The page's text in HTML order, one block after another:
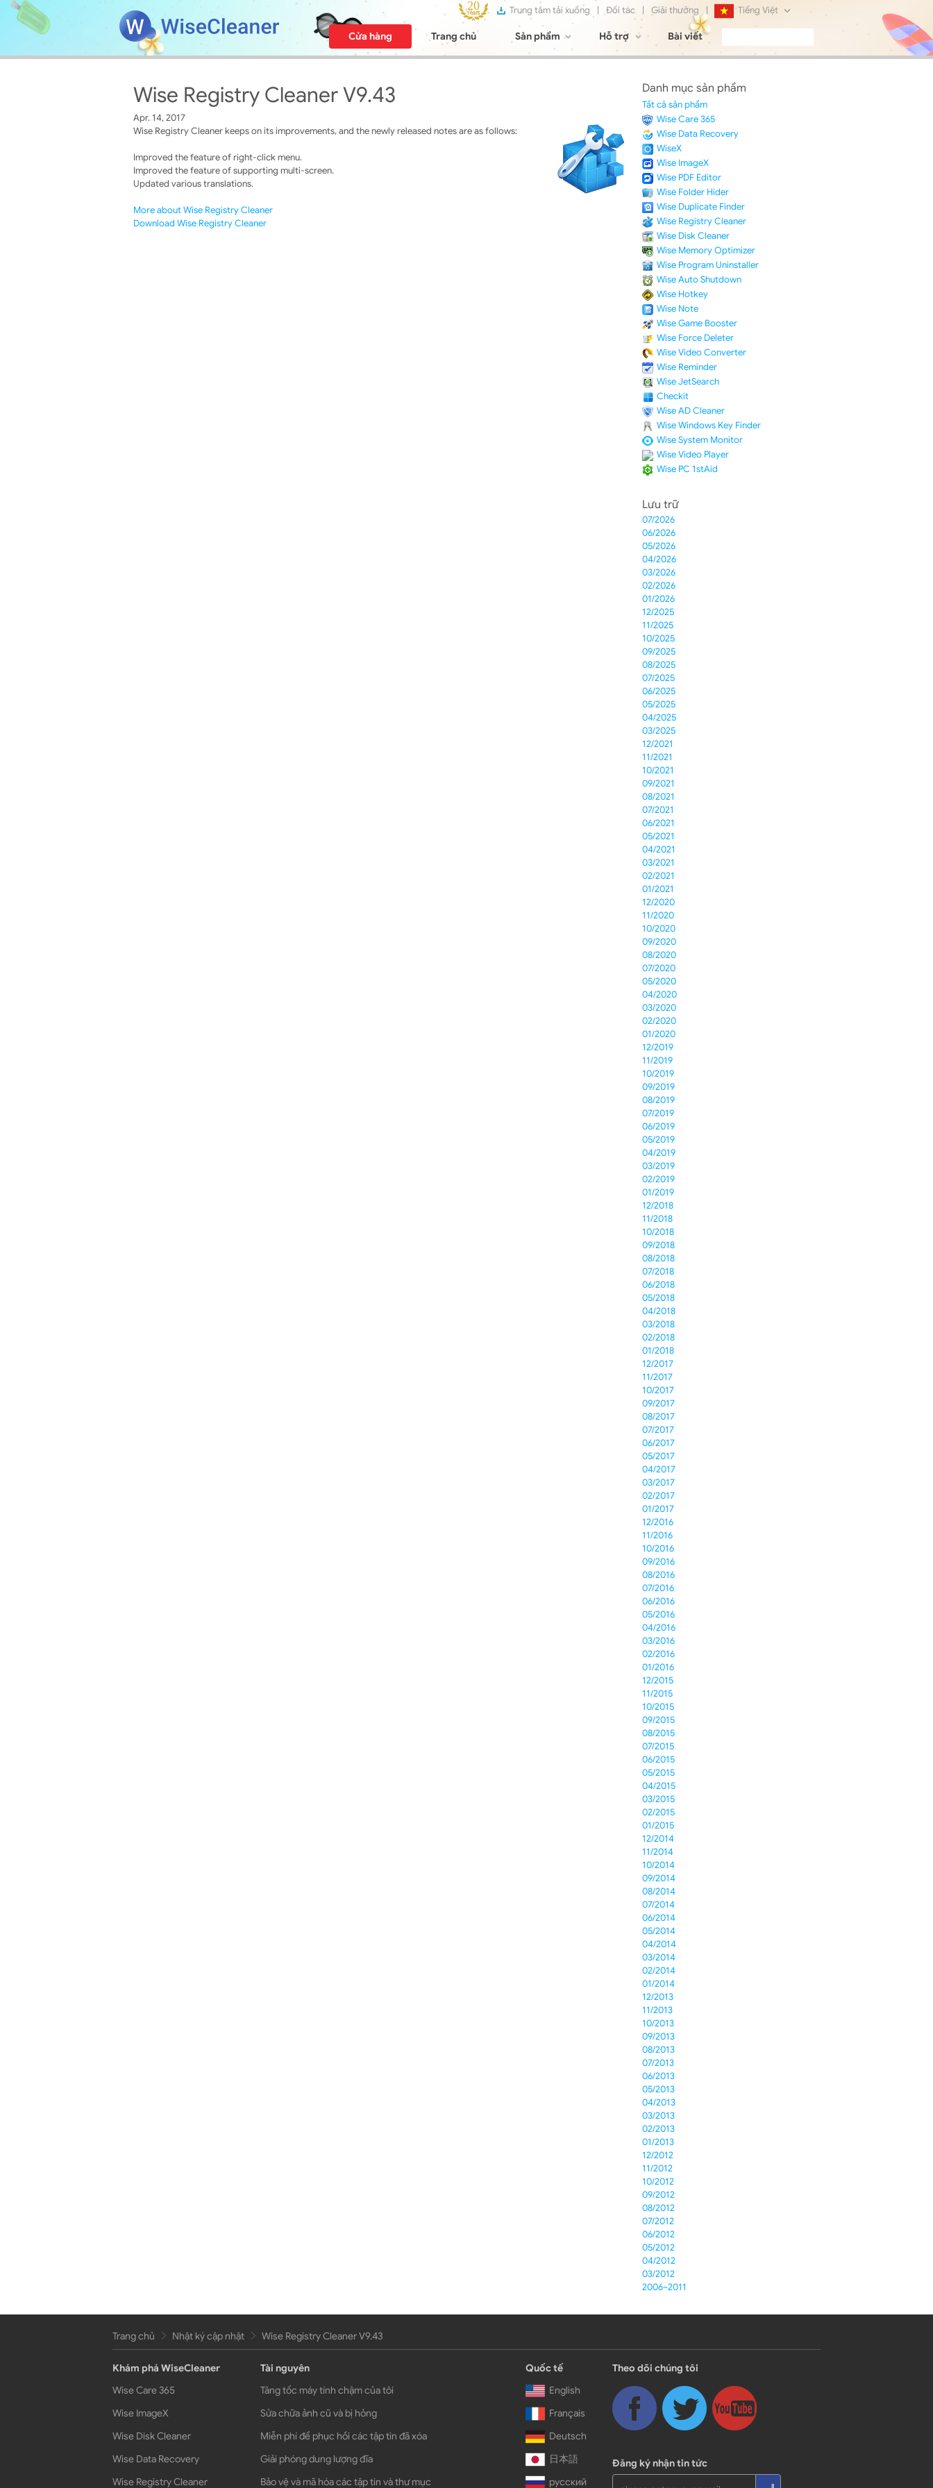
Trung tâm tải xuống | Đối tác | Giải thưởng | Tiếng Việt
English
日本語
Cửa hàng Trang chủ Sản phẩm Hỗ trợ Bài viết
Wise Registry Cleaner V9.43
Apr. 14, 2017
Wise Registry Cleaner keeps on its improvements, and the newly released notes are as follows:
Improved the feature of right-click menu.
Improved the feature of supporting multi-screen.
Updated various translations.
More about Wise Registry Cleaner
Download Wise Registry Cleaner
Danh mục sản phẩm
Tất cả sản phẩm
Wise Care 365
Wise Data Recovery
WiseX
Wise ImageX
Wise PDF Editor
Wise Folder Hider
Wise Duplicate Finder
Wise Registry Cleaner
Wise Disk Cleaner
Wise Memory Optimizer
Wise Program Uninstaller
Wise Auto Shutdown
Wise Hotkey
Wise Note
Wise Game Booster
Wise Force Deleter
Wise Video Converter
Wise Reminder
Wise JetSearch
Checkit
Wise AD Cleaner
Wise Windows Key Finder
Wise System Monitor
Wise Video Player
Wise PC 1stAid
Lưu trữ
07/2026
06/2026
05/2026
04/2026
03/2026
02/2026
01/2026
12/2025
11/2025
10/2025
09/2025
08/2025
07/2025
06/2025
05/2025
04/2025
03/2025
12/2021
11/2021
10/2021
09/2021
08/2021
07/2021
06/2021
05/2021
04/2021
03/2021
02/2021
01/2021
12/2020
11/2020
10/2020
09/2020
08/2020
07/2020
05/2020
04/2020
03/2020
02/2020
01/2020
12/2019
11/2019
10/2019
09/2019
08/2019
07/2019
06/2019
05/2019
04/2019
03/2019
02/2019
01/2019
12/2018
11/2018
10/2018
09/2018
08/2018
07/2018
06/2018
05/2018
04/2018
03/2018
02/2018
01/2018
12/2017
11/2017
10/2017
09/2017
08/2017
07/2017
06/2017
05/2017
04/2017
03/2017
02/2017
01/2017
12/2016
11/2016
10/2016
09/2016
08/2016
07/2016
06/2016
05/2016
04/2016
03/2016
02/2016
01/2016
12/2015
11/2015
10/2015
09/2015
08/2015
07/2015
06/2015
05/2015
04/2015
03/2015
02/2015
01/2015
12/2014
11/2014
10/2014
09/2014
08/2014
07/2014
06/2014
05/2014
04/2014
03/2014
02/2014
01/2014
12/2013
11/2013
10/2013
09/2013
08/2013
07/2013
06/2013
05/2013
04/2013
03/2013
02/2013
01/2013
12/2012
11/2012
10/2012
09/2012
08/2012
07/2012
06/2012
05/2012
04/2012
03/2012
2006~2011
Trang chủ Nhật ký cập nhật Wise Registry Cleaner V9.43
Khám phá WiseCleaner
Wise Care 365
Wise ImageX
Wise Disk Cleaner
Wise Data Recovery
Wise Registry Cleaner
Tài nguyên
Tăng tốc máy tính chậm của tôi
Sửa chữa ảnh cũ và bị hỏng
Miễn phí để phục hồi các tập tin đã xóa
Giải phóng dung lượng đĩa
Bảo vệ và mã hóa các tập tin và thư mục
Quốc tế
English
Français
Deutsch
日本語
русский
Theo dõi chúng tôi
Đăng ký nhận tin tức